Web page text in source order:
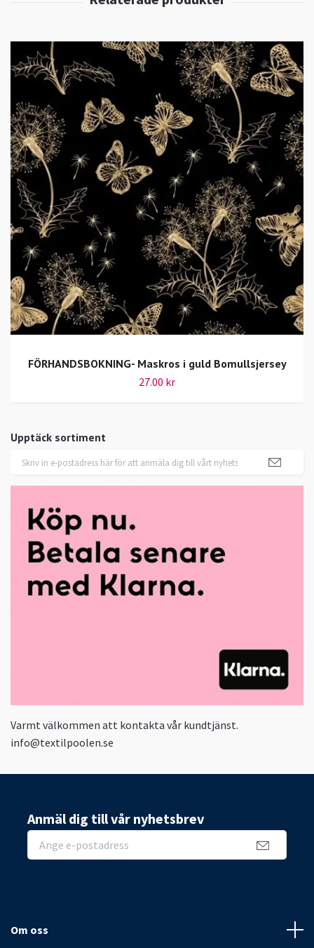
Upptäck sortiment
Varmt välkommen att kontakta vår kundtjänst.
info@textilpoolen.se
FÖRHANDSBOKNING- Maskros i guld Bomullsjersey
27.00 kr
Anmäl dig till vår nyhetsbrev
Om oss